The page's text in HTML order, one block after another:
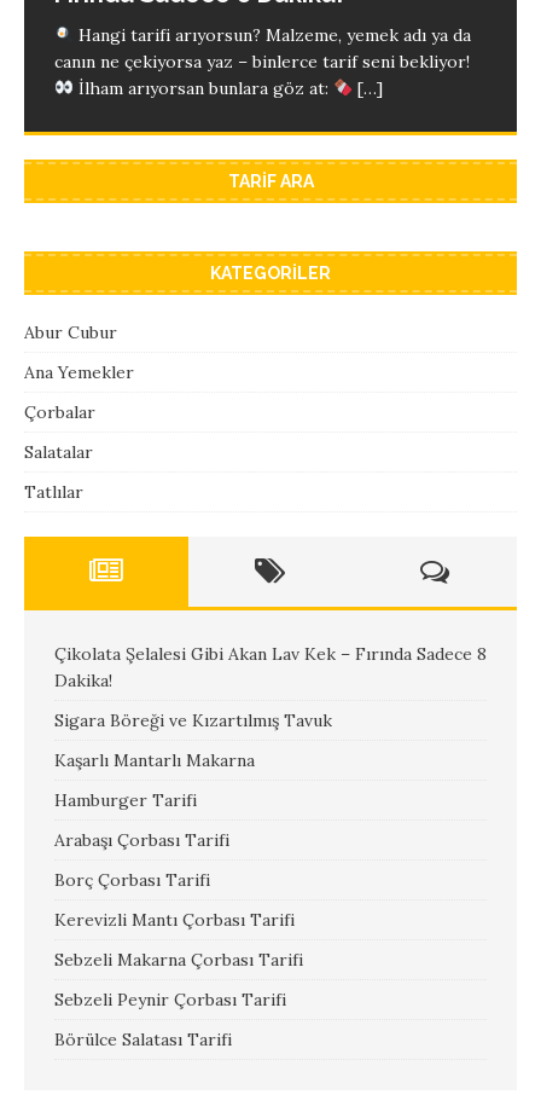
Hangi tarifi arıyorsun? Malzeme, yemek adı ya da
canın ne çekiyorsa yaz – binlerce tarif seni bekliyor!
İlham arıyorsan bunlara göz at:
[…]
canın ne çekiyorsa yaz – binlerce tarif seni bekliyor!
İlham arıyorsan bunlara göz at:
[…]
TARIF ARA
KATEGORILER
Abur Cubur
Ana Yemekler
Çorbalar
Salatalar
Tatlılar
Çikolata Şelalesi Gibi Akan Lav Kek – Fırında Sadece 8
Dakika!
Sigara Böreği ve Kızartılmış Tavuk
Kaşarlı Mantarlı Makarna
Hamburger Tarifi
Arabaşı Çorbası Tarifi
Borç Çorbası Tarifi
Kerevizli Mantı Çorbası Tarifi
Sebzeli Makarna Çorbası Tarifi
Sebzeli Peynir Çorbası Tarifi
Börülce Salatası Tarifi